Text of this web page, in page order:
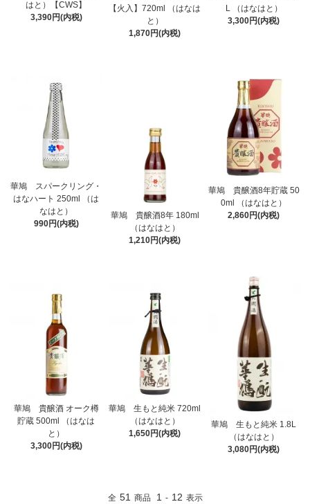
はと）【CWS】
3,390円(内税)
【火入】720ml （はなは
と）
1,870円(内税)
L （はなはと）
3,300円(内税)
華鳩 スパークリング・
はなハート 250ml （は
なはと）
990円(内税)
華鳩 貴醸酒8年 180ml
（はなはと）
1,210円(内税)
華鳩 貴醸酒8年貯蔵 50
0ml （はなはと）
2,860円(内税)
華鳩 貴醸酒 オーク樽
貯蔵 500ml （はなは
と）
3,300円(内税)
華鳩 生もと純米 720ml
（はなはと）
1,650円(内税)
華鳩 生もと純米 1.8L
（はなはと）
3,080円(内税)
全 51 商品 1 - 12 表示